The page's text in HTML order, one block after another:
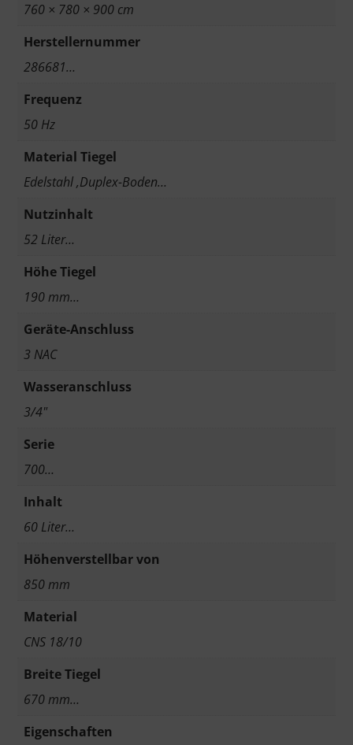
760 × 780 × 900 cm
Herstellernummer
286681…
Frequenz
50 Hz
Material Tiegel
Edelstahl ,Duplex-Boden…
Nutzinhalt
52 Liter…
Höhe Tiegel
190 mm…
Geräte-Anschluss
3 NAC
Wasseranschluss
3/4"
Serie
700…
Inhalt
60 Liter…
Höhenverstellbar von
850 mm
Material
CNS 18/10
Breite Tiegel
670 mm…
Eigenschaften